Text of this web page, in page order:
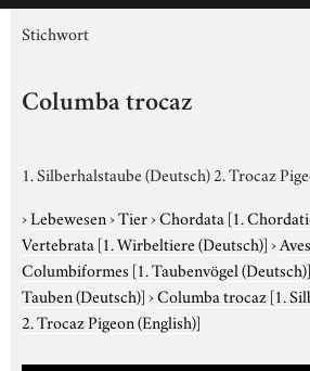
Stichwort
Columba trocaz
1. Silberhalstaube (Deutsch) 2. Trocaz
›Lebewesen›Tier›Chordata [1.
Vertebrata [1. Wirbeltiere (Deutsch)]›Aves
Columbiformes [1. Taubenvögel (Deutsch)]
Tauben (Deutsch)]›Columba trocaz[1.
2. Trocaz Pigeon (English)]